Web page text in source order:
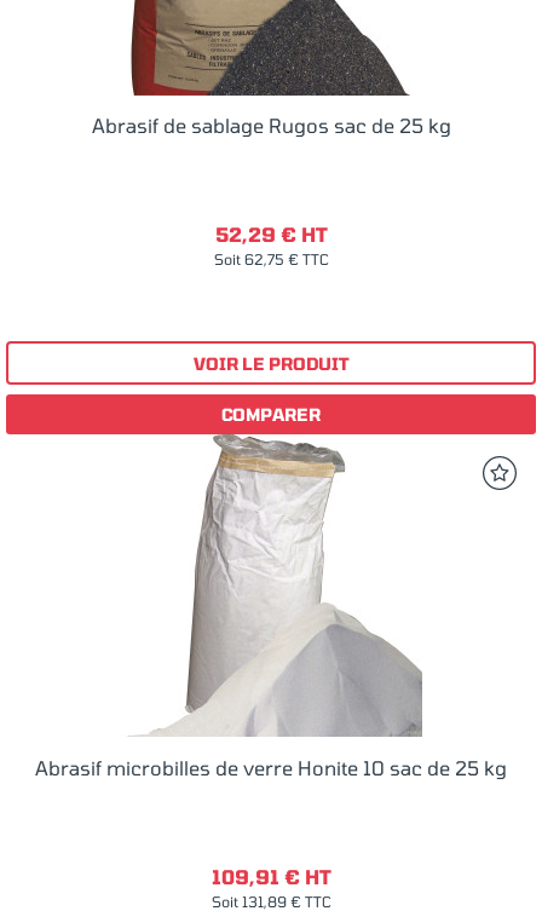
Abrasif de sablage Rugos sac de 25 kg
52,29 € HT
Soit 62,75 € TTC
VOIR LE PRODUIT
COMPARER
Abrasif microbilles de verre Honite 10 sac de 25 kg
109,91 € HT
Soit 131,89 € TTC